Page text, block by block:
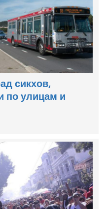
сикхов,
по улицам и